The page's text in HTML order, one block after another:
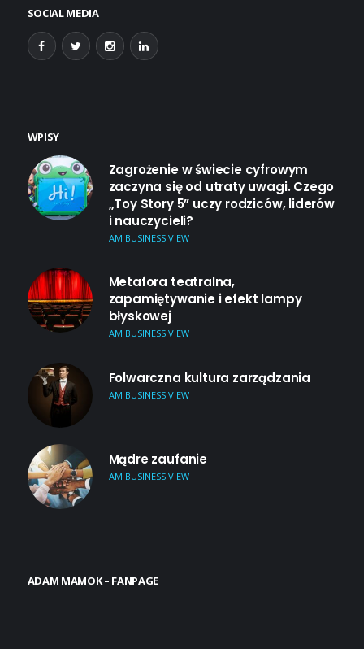
SOCIAL MEDIA
WPISY
Zagrożenie w świecie cyfrowym
zaczyna się od utraty uwagi. Czego
„Toy Story 5” uczy rodziców, liderów
i nauczycieli?
AM BUSINESS VIEW
Metafora teatralna,
zapamiętywanie i efekt lampy
błyskowej
AM BUSINESS VIEW
Folwarczna kultura zarządzania
AM BUSINESS VIEW
Mądre zaufanie
AM BUSINESS VIEW
ADAM MAMOK – FANPAGE